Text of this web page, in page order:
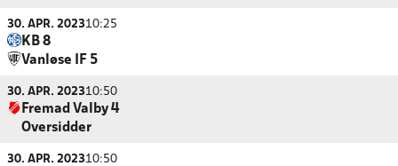
30. APR. 202310:25
KB 8
Vanløse IF 5
30. APR. 202310:50
Fremad Valby 4
Oversidder
30. APR. 202310:50